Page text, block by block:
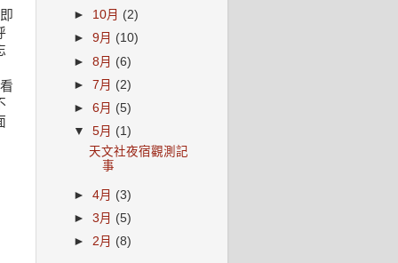
► 10月 (2)
►9月 (10)
►8月 (6)
►7月 (2)
►6月 (5)
▼5月 (1)
天文社夜宿觀測記
事
►4月 (3)
►3月 (5)
► 2月 (8)